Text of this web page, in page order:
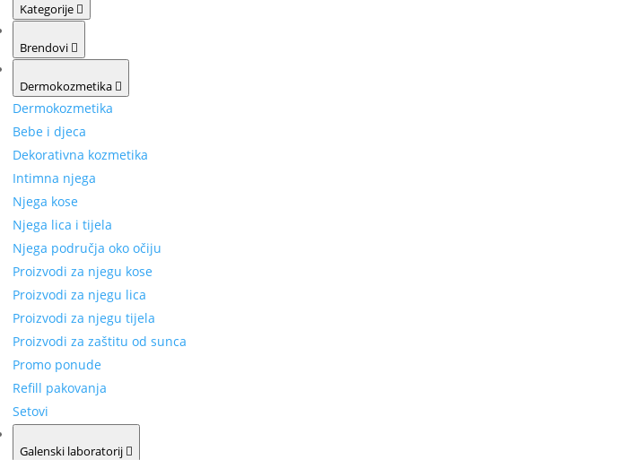
Kategorije
Brendovi
Dermokozmetika
Dermokozmetika
Bebe i djeca
Dekorativna kozmetika
Intimna njega
Njega kose
Njega lica i tijela
Njega područja oko očiju
Proizvodi za njegu kose
Proizvodi za njegu lica
Proizvodi za njegu tijela
Proizvodi za zaštitu od sunca
Promo ponude
Refill pakovanja
Setovi
Galenski laboratorij